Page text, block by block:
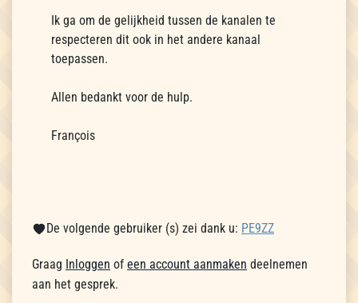
Ik ga om de gelijkheid tussen de kanalen te
respecteren dit ook in het andere kanaal
toepassen.
Allen bedankt voor de hulp.
François
De volgende gebruiker (s) zei dank u: PE9ZZ
Graag Inloggen of een account aanmaken deelnemen
aan het gesprek.